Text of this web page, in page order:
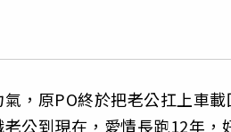
，原PO終於把老公扛上車
公到現在，愛情長跑12年